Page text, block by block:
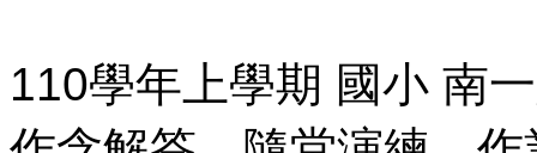
110學年上學期 國小 南